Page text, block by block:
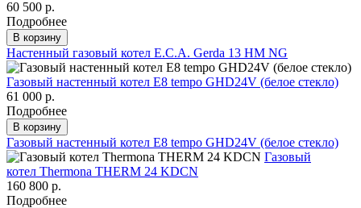
60 500 р.
Подробнее
В корзину
Настенный газовый котел E.C.A. Gerda 13 HM NG
Газовый настенный котел E8 tempo GHD24V (белое стекло)
61 000 р.
Подробнее
В корзину
Газовый настенный котел E8 tempo GHD24V (белое стекло)
Газовый
котел Thermona THERM 24 KDCN
160 800 р.
Подробнее